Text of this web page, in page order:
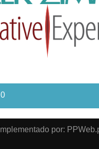
0
Implementado por: